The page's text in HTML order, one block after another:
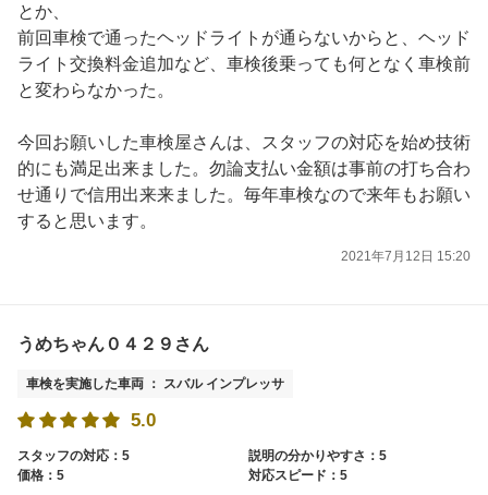
とか、
前回車検で通ったヘッドライトが通らないからと、ヘッド
ライト交換料金追加など、車検後乗っても何となく車検前
と変わらなかった。
今回お願いした車検屋さんは、スタッフの対応を始め技術
的にも満足出来ました。勿論支払い金額は事前の打ち合わ
せ通りで信用出来来ました。毎年車検なので来年もお願い
すると思います。
2021年7月12日 15:20
うめちゃん０４２９さん
車検を実施した車両 ： スバル インプレッサ
5.0
スタッフの対応：5
説明の分かりやすさ：5
価格：5
対応スピード：5